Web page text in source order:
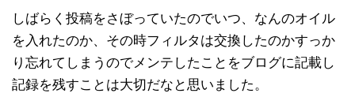
しばらく投稿をさぼっていたのでいつ、なんのオイル
を入れたのか、その時フィルタは交換したのかすっか
り忘れてしまうのでメンテしたことをブログに記載し
記録を残すことは大切だなと思いました。